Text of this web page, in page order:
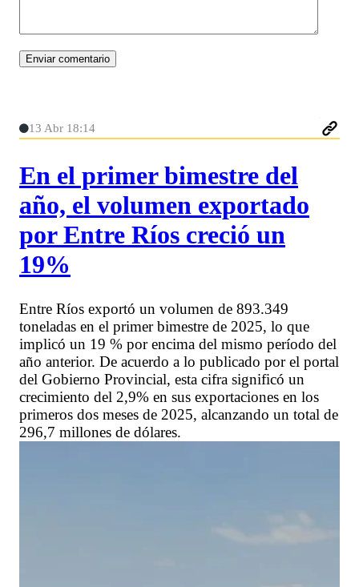
13 Abr 18:14
En el primer bimestre del
año, el volumen exportado
por Entre Ríos creció un
19%
Entre Ríos exportó un volumen de 893.349
toneladas en el primer bimestre de 2025, lo que
implicó un 19 % por encima del mismo período del
año anterior. De acuerdo a lo publicado por el portal
del Gobierno Provincial, esta cifra significó un
crecimiento del 2,9% en sus exportaciones en los
primeros dos meses de 2025, alcanzando un total de
296,7 millones de dólares.